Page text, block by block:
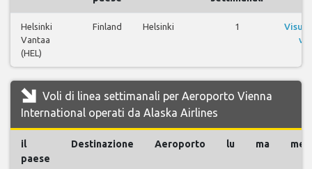
Helsinki
Vantaa
(HEL)
Finland Helsinki 1
Voli di linea settimanali per Aeroporto Vienna
International operati da Alaska Airlines
il
paese
Destinazione Aeroporto lu ma me